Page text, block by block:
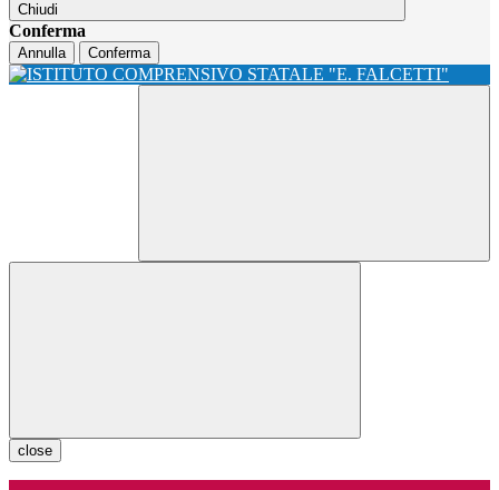
Chiudi
Conferma
Annulla Conferma
close